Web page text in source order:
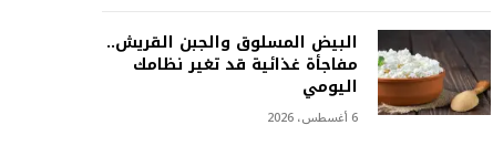
البيض المسلوق والجبن القريش..
مفاجأة غذائية قد تغير نظامك
اليومي
6 أغسطس، 2026